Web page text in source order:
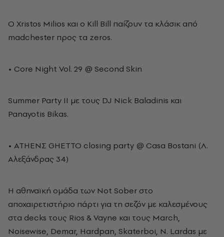
Ο Xristos Milios και ο Kill Bill παίζουν τα κλάσικ από
madchester προς τα zeros.
• Core Night Vol. 29 @ Second Skin
Summer Party II με τους DJ Nick Baladinis και
Panayotis Bikas.
• ATHENΣ GHETTO closing party @ Casa Bostani (Λ.
Αλεξάνδρας 34)
Η αθηναϊκή ομάδα των Not Sober στο
αποχαιρετιστήριο πάρτι για τη σεζόν με καλεσμένους
στα decks τους Rios & Vayne και τους March,
Noisewise, Demar, Hardpan, Skaterboi, N. Lardas με